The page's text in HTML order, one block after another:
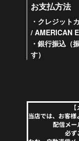
お支払方法
・クレジット
/ AMERICAN
・銀行振込（
す）
当店では、お客
配信メー
必ず